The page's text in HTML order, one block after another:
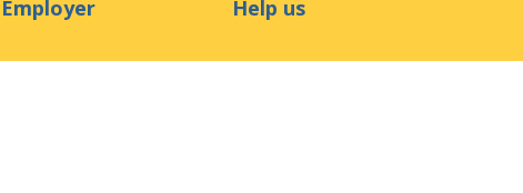
Employer Help us